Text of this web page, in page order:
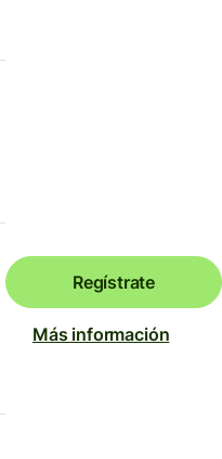
Regístrate
Más información